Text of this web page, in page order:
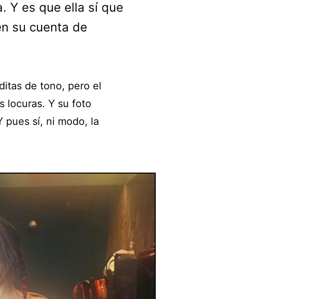
Y es que ella sí que
su cuenta de
de tono, pero el
locuras. Y su foto
pues sí, ni modo, la